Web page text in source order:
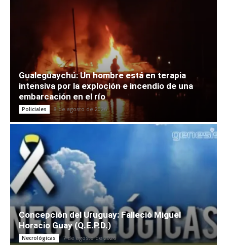
Gualeguaychú: Un hombre está en terapia
intensiva por la exploción e incendio de una
embarcación en el río
Policiales 8 de agosto de 2026
Concepción del Uruguay: Falleció Miguel
Horacio Guay (Q.E.P.D.)
Necrológicas 7 de agosto de 2026